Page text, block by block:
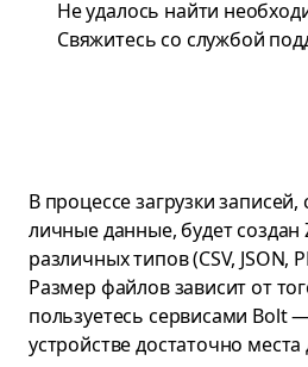
Не удалось найти
Свяжитесь со службой
В процессе загрузки
личные данные, будет создан
различных типов (CSV, JSON,
Размер файлов зависит от
пользуетесь сервисами Bolt
устройстве достаточно места